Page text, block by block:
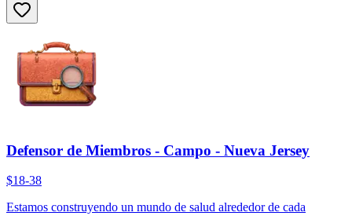
Defensor de Miembros - Campo - Nueva Jersey
$18-38
Estamos construyendo un mundo de salud alrededor de cada